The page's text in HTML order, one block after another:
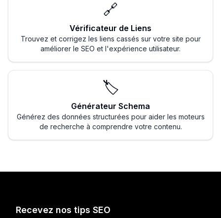
🔗
Vérificateur de Liens
Trouvez et corrigez les liens cassés sur votre site pour
améliorer le SEO et l'expérience utilisateur.
🏷️
Générateur Schema
Générez des données structurées pour aider les moteurs
de recherche à comprendre votre contenu.
Recevez nos tips SEO